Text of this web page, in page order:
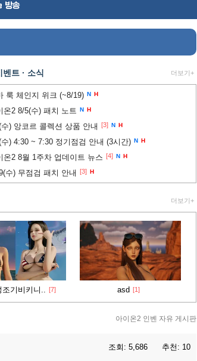
방송
벤트 · 소식 더보기+
룩 체인지 위크 (~8/19) N H
온2 8/5(수) 패치 노트 N H
) 앙코르 콜렉션 상품 안내 [3] N H
) 4:30 ~ 7:30 정기점검 안내 (3시간) N H
온2 8월 1주차 업데이트 뉴스 [4] N H
수) 무점검 패치 안내 [3] H
더보기+
조기비키니.. [7] asd [1]
아이온2 인벤 자유 게시판
조회: 5,686 추천: 10